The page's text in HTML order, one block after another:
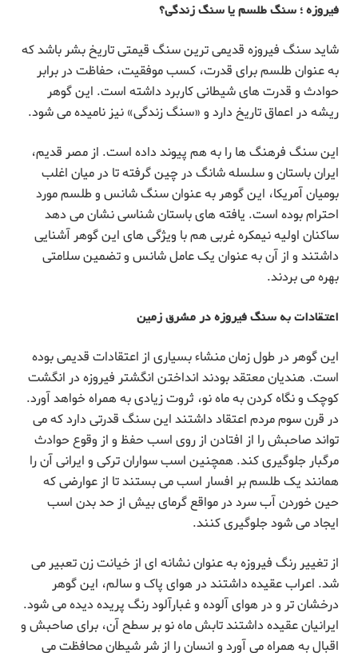
فیروزه ؛ سنگ طلسم یا سنگ زندگی؟
شاید سنگ فیروزه قدیمی ترین سنگ قیمتی تاریخ بشر باشد که
به عنوان طلسم برای قدرت، کسب موفقیت، حفاظت در برابر
حوادث و قدرت های شیطانی کاربرد داشته است. این گوهر
ریشه در اعماق تاریخ دارد و «سنگ زندگی» نیز نامیده می شود.
این سنگ فرهنگ ها را به هم پیوند داده است. از مصر قدیم،
ایران باستان و سلسله شانگ در چین گرفته تا در میان اغلب
بومیان آمریکا، این گوهر به عنوان سنگ شانس و طلسم مورد
احترام بوده است. یافته های باستان شناسی نشان می دهد
ساکنان اولیه نیمکره غربی هم با ویژگی های این گوهر آشنایی
داشتند و از آن به عنوان یک عامل شانس و تضمین سلامتی
بهره می بردند.
اعتقادات به سنگ فیروزه در مشرق زمین
این گوهر در طول زمان منشاء بسیاری از اعتقادات قدیمی بوده
است. هندیان معتقد بودند انداختن انگشتر فیروزه در انگشت
کوچک و نگاه کردن به ماه نو، ثروت زیادی به همراه خواهد آورد.
در قرن سوم مردم اعتقاد داشتند این سنگ قدرتی دارد که می
تواند صاحبش را از افتادن از روی اسب حفظ و از وقوع حوادث
مرگبار جلوگیری کند. همچنین اسب سواران ترکی و ایرانی آن را
همانند یک طلسم بر افسار اسب می بستند تا از عوارضی که
حین خوردن آب سرد در مواقع گرمای بیش از حد بدن اسب
ایجاد می شود جلوگیری کنند.
از تغییر رنگ فیروزه به عنوان نشانه ای از خیانت زن تعبیر می
شد. اعراب عقیده داشتند در هوای پاک و سالم، این گوهر
درخشان تر و در هوای آلوده و غبارآلود رنگ پریده دیده می شود.
ایرانیان عقیده داشتند تابش ماه نو بر سطح آن، برای صاحبش و
اقبال به همراه می آورد و انسان را از شر شیطان محافظت می